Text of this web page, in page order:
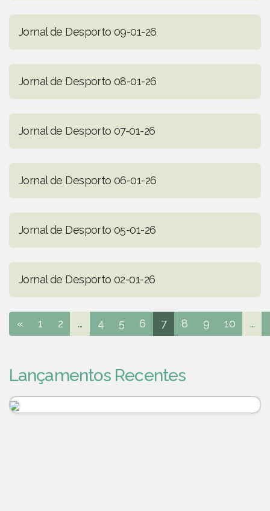
Jornal de Desporto 09-01-26
Jornal de Desporto 08-01-26
Jornal de Desporto 07-01-26
Jornal de Desporto 06-01-26
Jornal de Desporto 05-01-26
Jornal de Desporto 02-01-26
« 1 2 ... 4 5 6 7 8 9 10 ...
Lançamentos Recentes